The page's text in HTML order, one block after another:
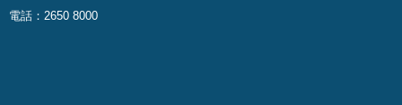
電話：2650 8000